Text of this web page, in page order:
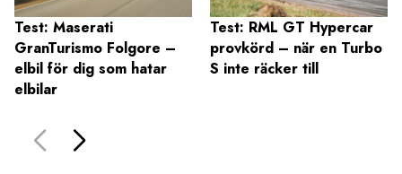
Test: Maserati
GranTurismo Folgore –
elbil för dig som hatar
elbilar
Test: RML GT Hypercar
provkörd – när en Turbo
S inte räcker till